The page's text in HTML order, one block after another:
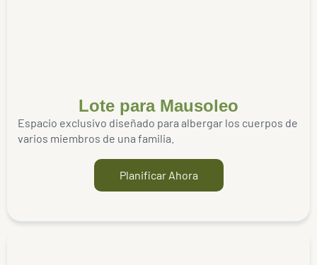
Lote para Mausoleo
Espacio exclusivo diseñado para albergar los cuerpos de
varios miembros de una familia.
Planificar Ahora